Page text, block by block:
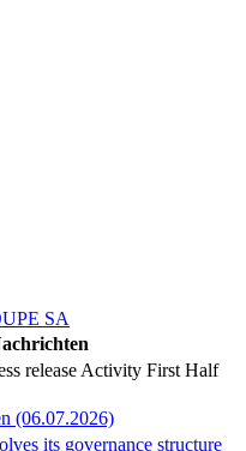
SA
release Activity First Half
(06.07.2026)
its governance structure